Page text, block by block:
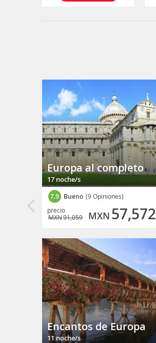
Europa al completo
17 noche/s
7.9 Bueno (9 Opiniones)
precio
MXN91,059 MXN 57,572
Encantos de Europa
11 noche/s